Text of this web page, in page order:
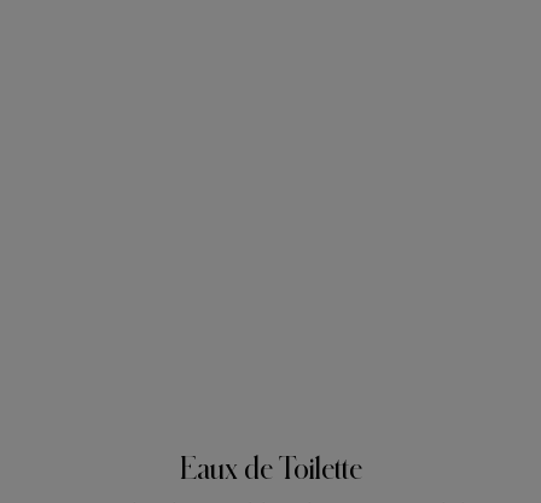
Eaux de Toilette